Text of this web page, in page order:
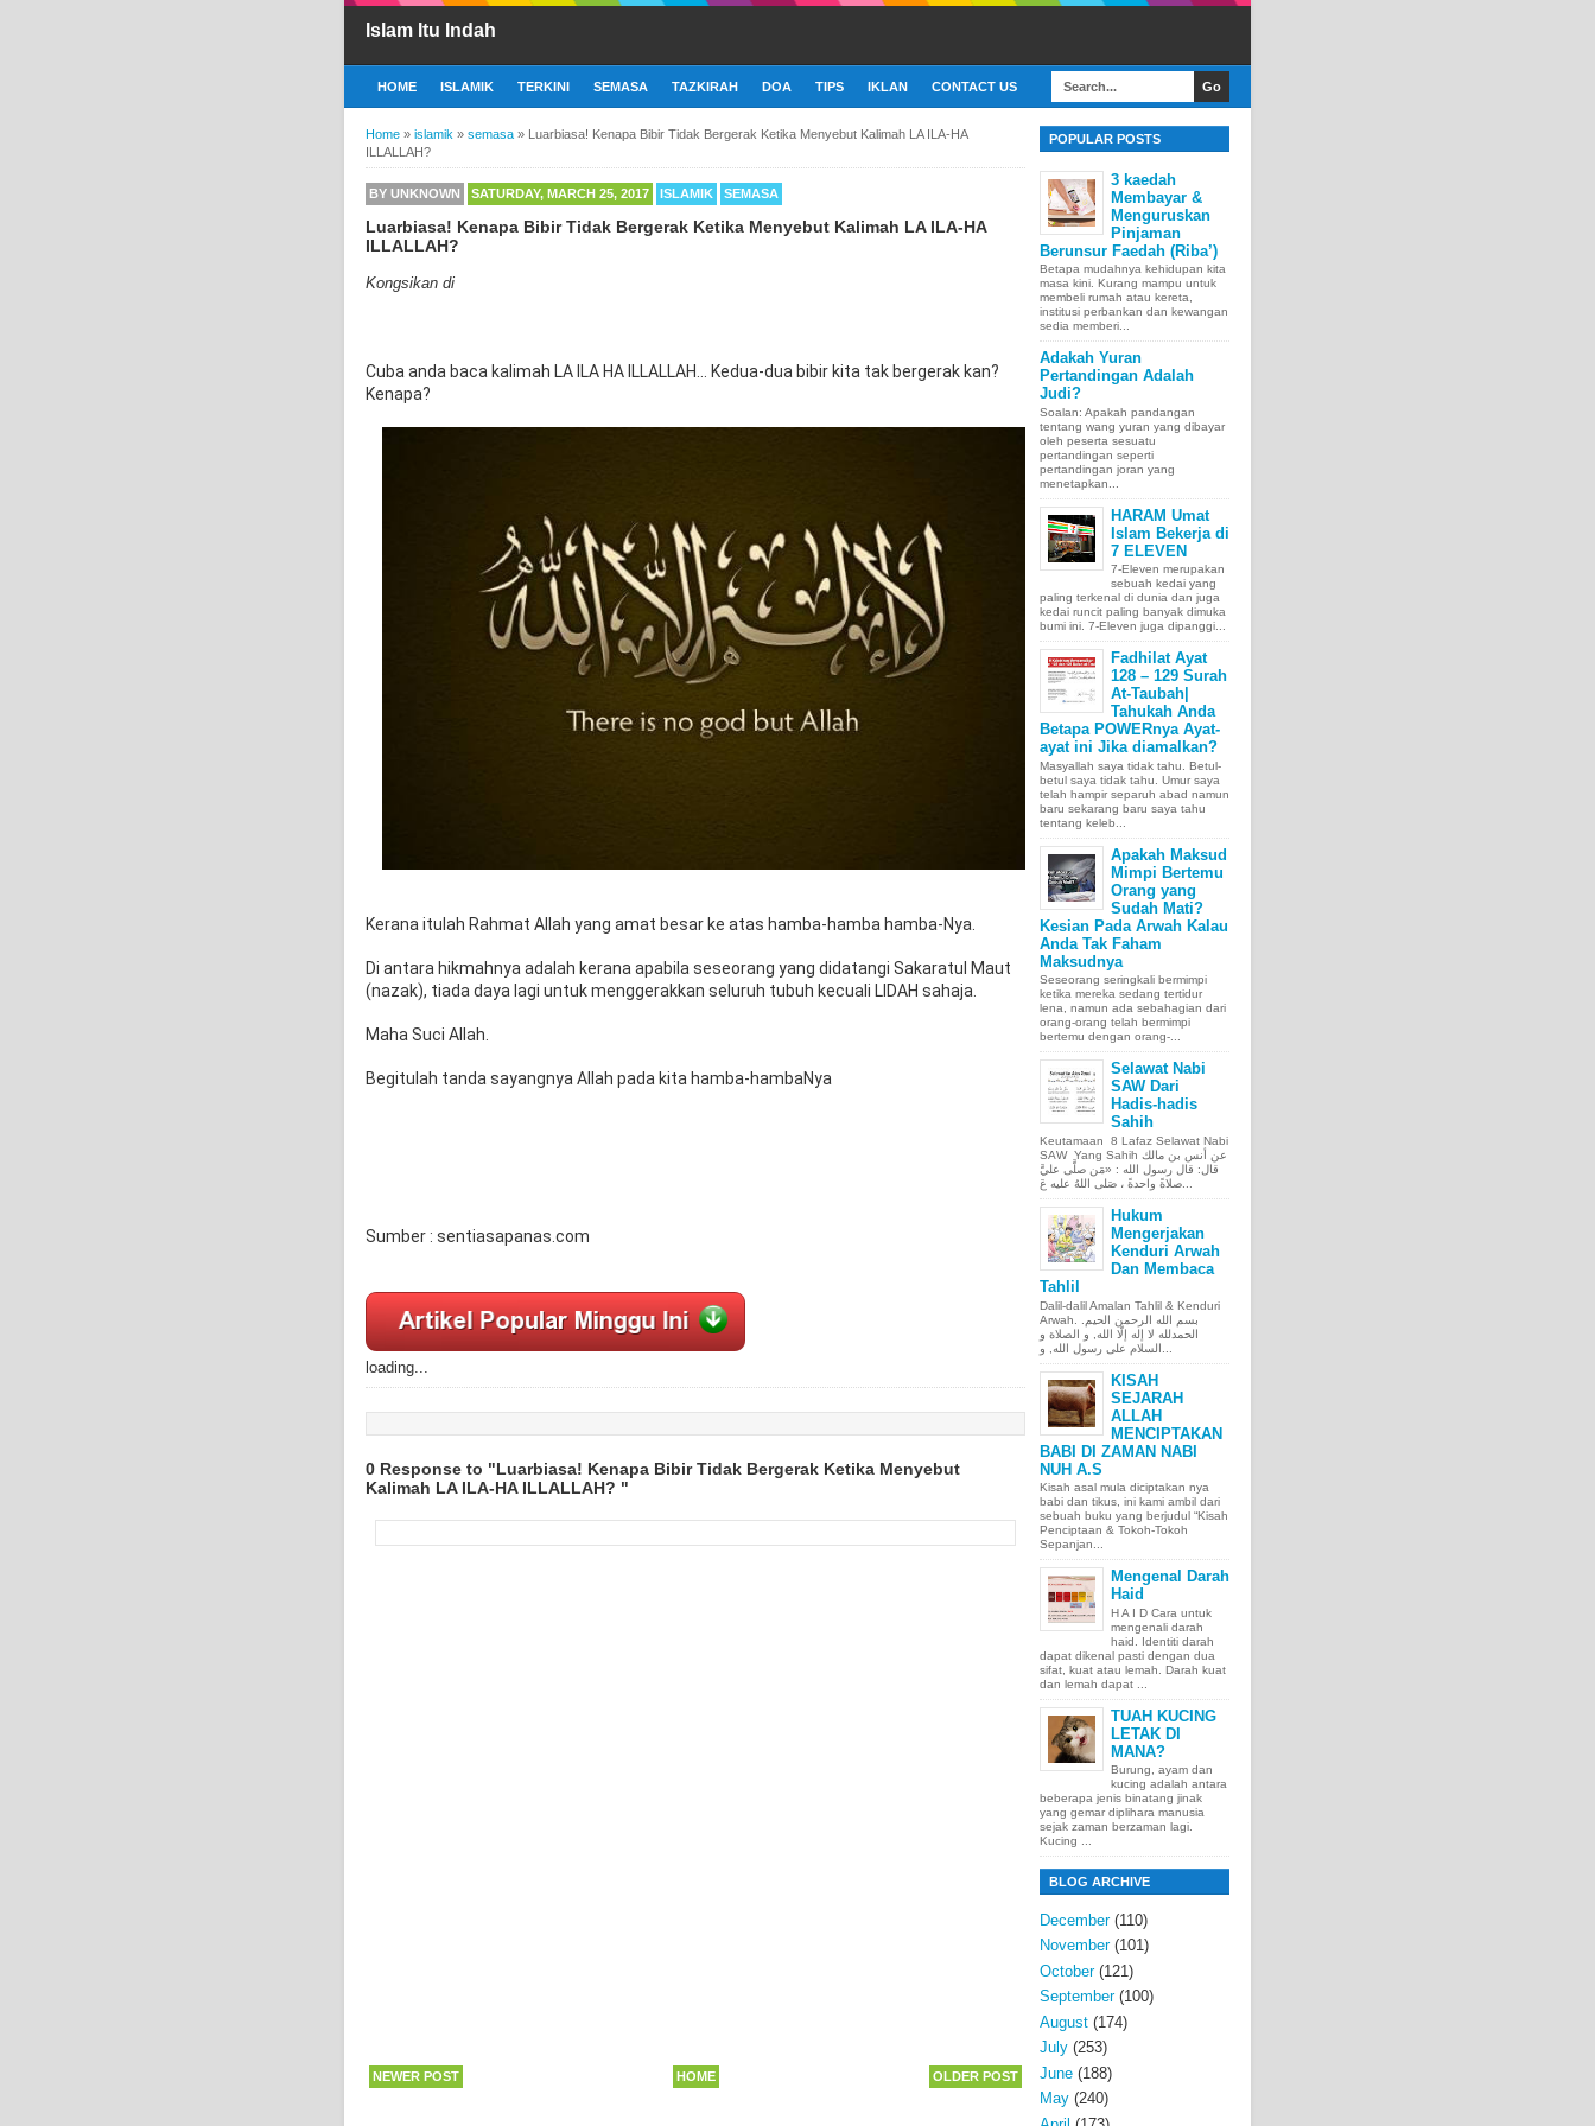
Islam Itu Indah
HOME ISLAMIK TERKINI SEMASA TAZKIRAH DOA TIPS IKLAN CONTACT US
Home » islamik » semasa » Luarbiasa! Kenapa Bibir Tidak Bergerak Ketika Menyebut Kalimah LA ILA-HA
ILLALLAH?
BY UNKNOWN SATURDAY, MARCH 25, 2017 ISLAMIK SEMASA
Luarbiasa! Kenapa Bibir Tidak Bergerak Ketika Menyebut Kalimah LA ILA-HA
ILLALLAH?
Kongsikan di
Cuba anda baca kalimah LA ILA HA ILLALLAH... Kedua-dua bibir kita tak bergerak kan?
Kenapa?
Kerana itulah Rahmat Allah yang amat besar ke atas hamba-hamba hamba-Nya.
Di antara hikmahnya adalah kerana apabila seseorang yang didatangi Sakaratul Maut
(nazak), tiada daya lagi untuk menggerakkan seluruh tubuh kecuali LIDAH sahaja.
Maha Suci Allah.
Begitulah tanda sayangnya Allah pada kita hamba-hambaNya
Sumber : sentiasapanas.com
loading...
0 Response to "Luarbiasa! Kenapa Bibir Tidak Bergerak Ketika Menyebut
Kalimah LA ILA-HA ILLALLAH? "
NEWER POST OLDER POST
HOME
POPULAR POSTS
3 kaedah
Membayar &
Menguruskan
Pinjaman
Berunsur Faedah (Riba’)
Betapa mudahnya kehidupan kita
masa kini. Kurang mampu untuk
membeli rumah atau kereta,
institusi perbankan dan kewangan
sedia memberi...
Adakah Yuran
Pertandingan Adalah
Judi?
Soalan: Apakah pandangan
tentang wang yuran yang dibayar
oleh peserta sesuatu
pertandingan seperti
pertandingan joran yang
menetapkan...
HARAM Umat
Islam Bekerja di
7 ELEVEN
7-Eleven merupakan
sebuah kedai yang
paling terkenal di dunia dan juga
kedai runcit paling banyak dimuka
bumi ini. 7-Eleven juga dipanggi...
Fadhilat Ayat
128 – 129 Surah
At-Taubah|
Tahukah Anda
Betapa POWERnya Ayat-
ayat ini Jika diamalkan?
Masyallah saya tidak tahu. Betul-
betul saya tidak tahu. Umur saya
telah hampir separuh abad namun
baru sekarang baru saya tahu
tentang keleb...
Apakah Maksud
Mimpi Bertemu
Orang yang
Sudah Mati?
Kesian Pada Arwah Kalau
Anda Tak Faham
Maksudnya
Seseorang seringkali bermimpi
ketika mereka sedang tertidur
lena, namun ada sebahagian dari
orang-orang telah bermimpi
bertemu dengan orang-...
Selawat Nabi
SAW Dari
Hadis-hadis
Sahih
Keutamaan 8 Lafaz Selawat Nabi
SAW Yang Sahih عن أنس بن مالك
قال: قال رسول الله : «مَن صلَّى عليَّ
Hukum
Mengerjakan
Kenduri Arwah
Dan Membaca
Tahlil
Dalil-dalil Amalan Tahlil & Kenduri
Arwah. بسم الله الرحمن الحيم.
الحمدلله لا إله إلّا الله, و الصلاة و
KISAH
SEJARAH
ALLAH
MENCIPTAKAN
BABI DI ZAMAN NABI
NUH A.S
Kisah asal mula diciptakan nya
babi dan tikus, ini kami ambil dari
sebuah buku yang berjudul “Kisah
Penciptaan & Tokoh-Tokoh
Sepanjan...
Mengenal Darah
Haid
H A I D Cara untuk
mengenali darah
haid. Identiti darah
dapat dikenal pasti dengan dua
sifat, kuat atau lemah. Darah kuat
dan lemah dapat ...
TUAH KUCING
LETAK DI
MANA?
Burung, ayam dan
kucing adalah antara
beberapa jenis binatang jinak
yang gemar diplihara manusia
sejak zaman berzaman lagi.
Kucing ...
BLOG ARCHIVE
December(110)
November(101)
October(121)
September(100)
August (174)
July (253)
June (188)
May (240)